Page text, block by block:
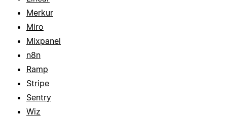
Merkur
Miro
Mixpanel
n8n
Ramp
Stripe
Sentry
Wiz